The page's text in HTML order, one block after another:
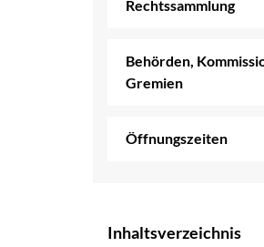
Rechtssammlung
Behörden,
Gremien
Öffnungszeiten
Inhaltsverzeichnis